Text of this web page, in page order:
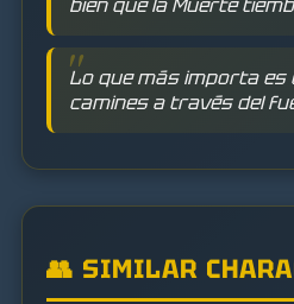
bien que la Muerte
Lo que más importa es
camines a través del
👥 SIMILAR